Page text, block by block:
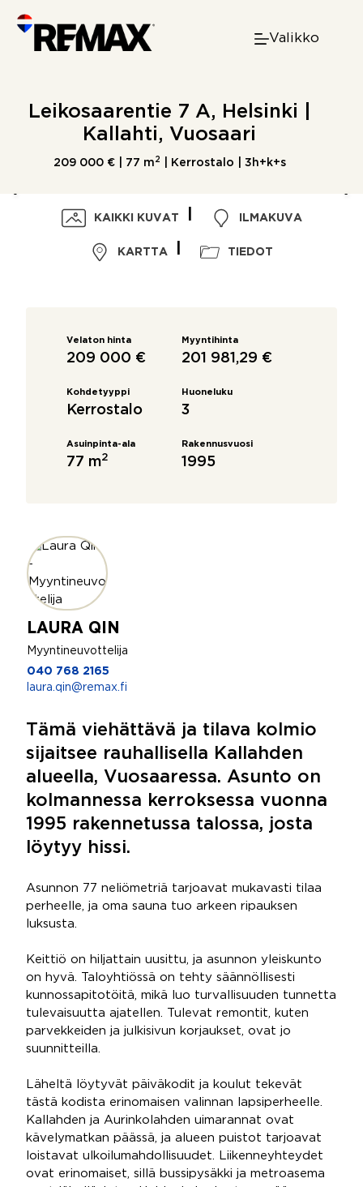
content
Valikko
Leikosaarentie 7 A, Helsinki |
Kallahti, Vuosaari
209 000 € | 77 m 2 | Kerrostalo | 3h+k+s
KAIKKI KUVAT ILMAKUVA
KARTTA TIEDOT
Velaton hinta
209 000 €
Myyntihinta
201 981,29 €
Kohdetyyppi
Kerrostalo
Huoneluku
3
Asuinpinta-ala
77 m2
Rakennusvuosi
1995
LAURA QIN
Myyntineuvottelija
040 768 2165
laura.qin@remax.fi
Tämä viehättävä ja tilava kolmio
sijaitsee rauhallisella Kallahden
alueella, Vuosaaressa. Asunto on
kolmannessa kerroksessa vuonna
1995 rakennetussa talossa, josta
löytyy hissi.
Asunnon 77 neliömetriä tarjoavat mukavasti tilaa
perheelle, ja oma sauna tuo arkeen ripauksen
luksusta.
Keittiö on hiljattain uusittu, ja asunnon yleiskunto
on hyvä. Taloyhtiössä on tehty säännöllisesti
kunnossapitotöitä, mikä luo turvallisuuden tunnetta
tulevaisuutta ajatellen. Tulevat remontit, kuten
parvekkeiden ja julkisivun korjaukset, ovat jo
suunnitteilla.
Läheltä löytyvät päiväkodit ja koulut tekevät
tästä kodista erinomaisen valinnan lapsiperheelle.
Kallahden ja Aurinkolahden uimarannat ovat
kävelymatkan päässä, ja alueen puistot tarjoavat
loistavat ulkoilumahdollisuudet. Liikenneyhteydet
ovat erinomaiset, sillä bussipysäkki ja metroasema